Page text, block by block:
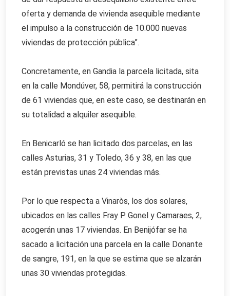
oferta y demanda de vivienda asequible mediante
el impulso a la construcción de 10.000 nuevas
viviendas de protección pública”.
Concretamente, en Gandia la parcela licitada, sita
en la calle Mondúver, 58, permitirá la construcción
de 61 viviendas que, en este caso, se destinarán en
su totalidad a alquiler asequible.
En Benicarló se han licitado dos parcelas, en las
calles Asturias, 31 y Toledo, 36 y 38, en las que
están previstas unas 24 viviendas más.
Por lo que respecta a Vinaròs, los dos solares,
ubicados en las calles Fray P. Gonel y Camaraes, 2,
acogerán unas 17 viviendas. En Benijófar se ha
sacado a licitación una parcela en la calle Donante
de sangre, 191, en la que se estima que se alzarán
unas 30 viviendas protegidas.